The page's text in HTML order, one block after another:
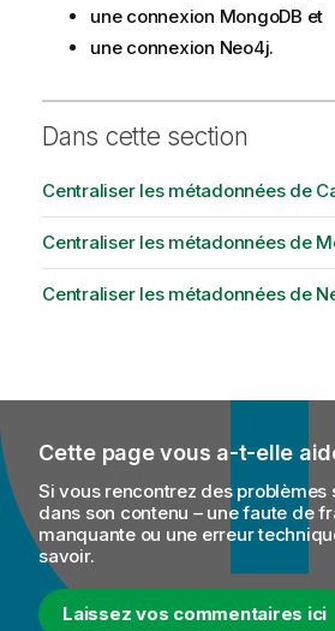
une connexion MongoDB et
une connexion Neo4j.
Dans cette section
Centraliser les métadonnées de
Centraliser les métadonnées de
Centraliser les métadonnées de
Cette page vous a-t-elle
Si vous rencontrez des problèmes
dans son contenu – une faute de
manquante ou une erreur
savoir.
Laissez vos commentaires ici